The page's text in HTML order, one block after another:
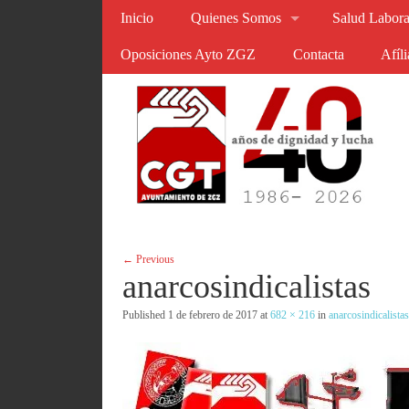
Inicio Quienes Somos Salud
Oposiciones Ayto ZGZ Contacta
← Previous
anarcosindicalistas
Published 1 de febrero de 2017 at682 × 216 inanarcosindicalistas